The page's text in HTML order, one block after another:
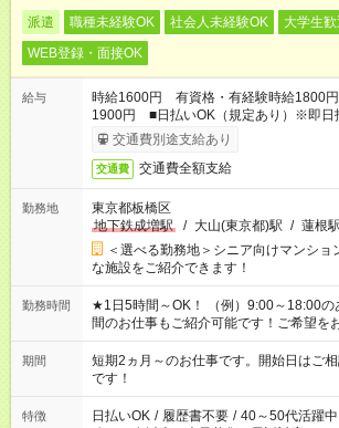
派遣 職種未経験OK 社会人未経験OK 大学生歓
WEB登録・面接OK
給与
時給1600円 有資格・有経験時給1800
1900円 ■日払いOK（規定あり）※即日
交通費別途支給あり
交通費 交通費全額支給
勤務地
東京都板橋区
地下鉄成増駅
/ 大山(東京都)駅 / 蓮根駅
＜選べる勤務地＞シニア向けマンシ
な施設をご紹介できます！
勤務時間
★1日5時間～OK！ （例）9:00～18:00の
間のお仕事もご紹介可能です！ご希望を
家庭の都合でお休みが必要な場合も遠慮
※週最低15時間以上の勤務が必要です
期間
短期2ヵ月～のお仕事です。開始日は
です！
特徴 日払いOK / 履歴書不要 / 40～50代活躍中